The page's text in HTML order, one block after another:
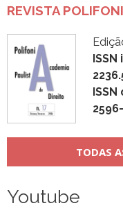
REVISTA
TODAS
Youtube